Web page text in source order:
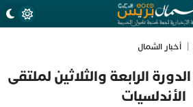
أخبار الشمال
الرابعة والثلاثين لملتقى
الأندلسيات